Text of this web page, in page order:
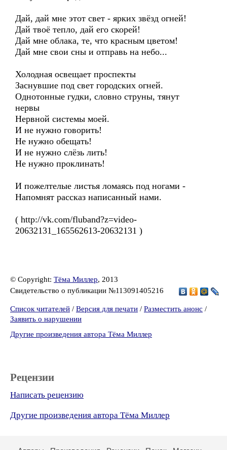
Дай, дай мне этот свет - ярких звёзд огней!
Дай твоё тепло, дай его скорей!
Дай мне облака, те, что красным цветом!
Дай мне свои сны и отправь на небо...
Холодная освещает проспекты
Заснувшие под свет городских огней.
Однотонные гудки, словно струны, тянут
нервы
Нервной системы моей.
И не нужно говорить!
Не нужно обещать!
И не нужно слёзь лить!
Не нужно проклинать!
И пожелтелые листья ломаясь под ногами -
Напомнят рассказ написанный нами.
( http://vk.com/fluband?z=video-
20632131_165562613-20632131 )
© Copyright: Тёма Миллер, 2013
Свидетельство о публикации №113091405216
Список читателей / Версия для печати / Разместить анонс /
Заявить о нарушении
Другие произведения автора Тёма Миллер
Рецензии
Написать рецензию
Другие произведения автора Тёма Миллер